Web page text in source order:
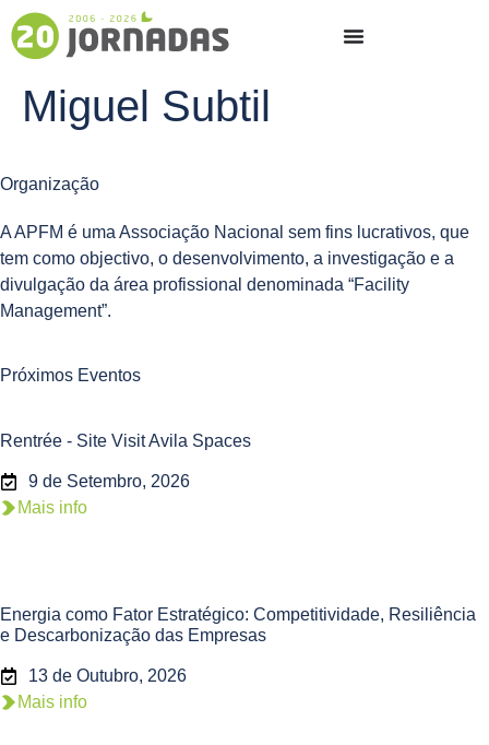
Miguel Subtil
Organização
A APFM é uma Associação Nacional sem fins lucrativos, que
tem como objectivo, o desenvolvimento, a investigação e a
divulgação da área profissional denominada “Facility
Management”.
Próximos Eventos
Rentrée - Site Visit Avila Spaces
9 de Setembro, 2026
Mais info
Energia como Fator Estratégico: Competitividade, Resiliência
e Descarbonização das Empresas
13 de Outubro, 2026
Mais info